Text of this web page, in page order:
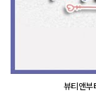
뷰티앤부